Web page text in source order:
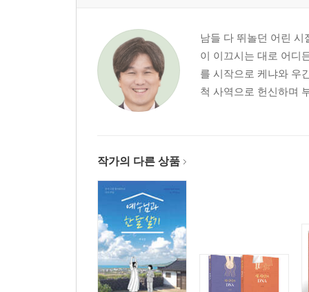
남들 다 뛰놀던 어린
이 이끄시는 대로 어디
를 시작으로 케냐와 우
척 사역으로 헌신하며
작가의 다른 상품